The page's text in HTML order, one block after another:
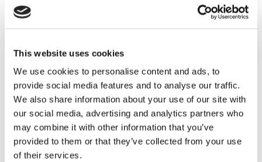
This website uses cookies
We use cookies to personalise content and ads, to
provide social media features and to analyse our traffic.
We also share information about your use of our site with
our social media, advertising and analytics partners who
may combine it with other information that you’ve
provided to them or that they’ve collected from your use
of their services.
Flymedi
TÜRSAB – Le transazioni su flymedi.com sono gestite da
A registrata presso TÜRSAB (Certificato N°: 12276).
certificato per il turismo sanitario.
Chi Siamo
Come Funziona
Guida Pre-Operazione
Autori & Revisori
Flymedi Programma di Riferimento
Piani Di Pagamento